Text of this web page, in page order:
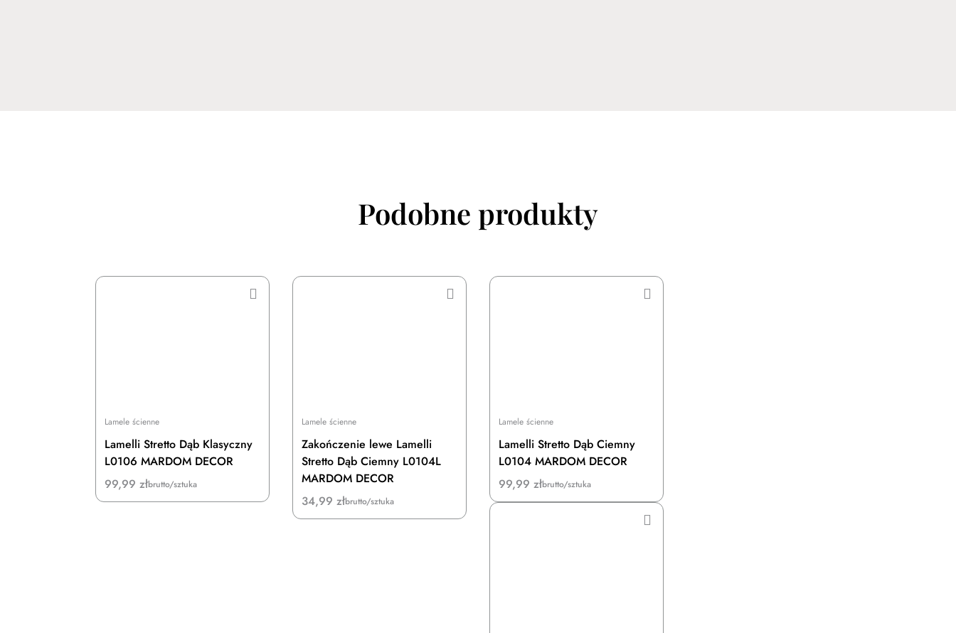
Podobne produkty
Lamele ścienne
Lamelli Stretto Dąb Klasyczny
L0106 MARDOM DECOR
99,99złbrutto/sztuka
Lamele ścienne
Zakończenie lewe Lamelli
Stretto Dąb Ciemny L0104L
MARDOM DECOR
34,99złbrutto/sztuka
Lamele ścienne
Lamelli Stretto Dąb Ciemny
L0104 MARDOM DECOR
99,99złbrutto/sztuka